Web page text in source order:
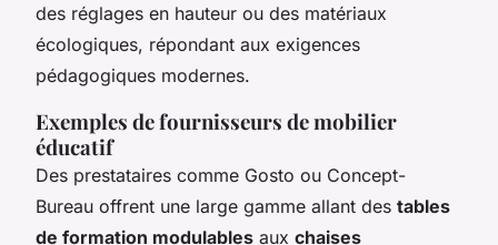
des réglages en hauteur ou des matériaux
écologiques, répondant aux exigences
pédagogiques modernes.
Exemples de fournisseurs de mobilier
éducatif
Des prestataires comme Gosto ou Concept-
Bureau offrent une large gamme allant des tables
de formation modulables aux chaises